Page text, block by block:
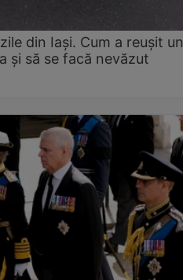
din Iași. Cum a reușit un
și să se facă nevăzut